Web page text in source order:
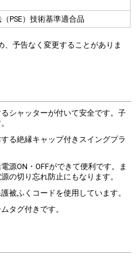
PSE）技術基準適合品
予告なく変更することがありま
シャッターが付いて安全です。子
る絶縁キャップ付きスイングプラ
源ON・OFFができて便利です。ま
の切り忘れ防止にもなります。
被ふくコードを使用しています。
タグ付きです。